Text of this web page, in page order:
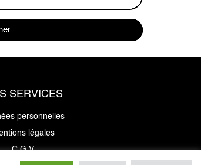
SERVICES
personnelles
légales
C.G.V